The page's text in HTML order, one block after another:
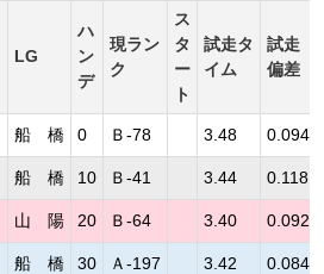
LG
ハ
ン
デ
現ラン
ク
ス
タ
ー
ト
試走タ
イム
試走
偏差
船 橋 0 Ｂ-78 3.48 0.094
船 橋 10 Ｂ-41 3.44 0.118
山 陽 20 Ｂ-64 3.40 0.092
船 橋 30 Ａ-197 3.42 0.084